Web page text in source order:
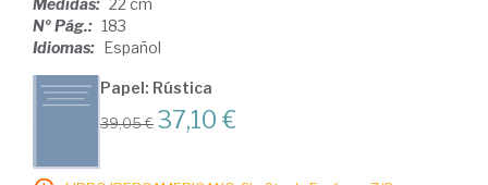
Medidas: 22 cm
Nº Pág.: 183
Idiomas: Español
Papel: Rústica
39,05 € 37,10 €